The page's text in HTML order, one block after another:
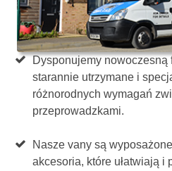
Dysponujemy nowoczesną
starannie utrzymane i
różnorodnych wymagań
przeprowadzkami.
Nasze vany są
akcesoria, które ułatwiają i